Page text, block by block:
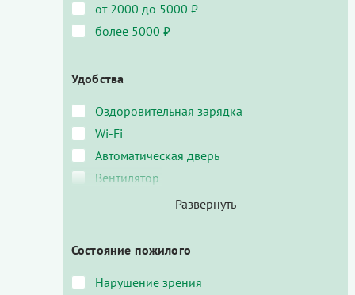
от 2000 до 5000 ₽
более 5000 ₽
Удобства
Оздоровительная зарядка
Wi-Fi
Автоматическая дверь
Вентилятор
Состояние пожилого
Нарушение зрения